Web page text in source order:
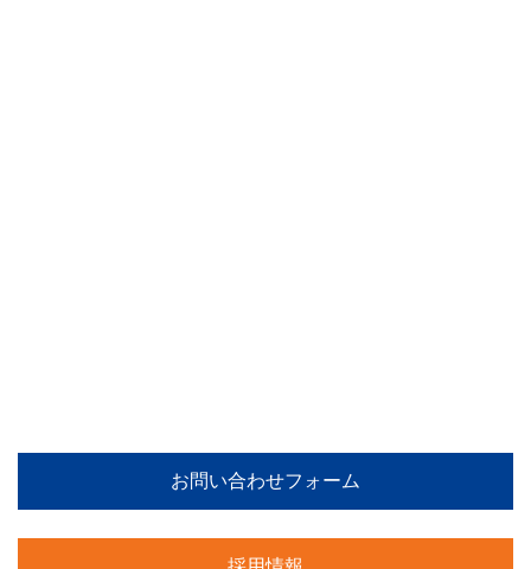
お問い合わせフォーム